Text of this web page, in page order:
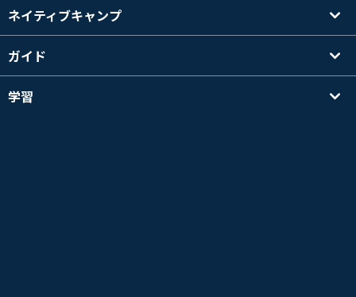
ネイティブキャンプ
ガイド
学習